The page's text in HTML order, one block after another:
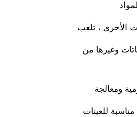
الأخرى ، تلعب
وغيرها من
ومعالجة
304 ، مقاومة جيدة للتآكل ، مناسبة للعينات